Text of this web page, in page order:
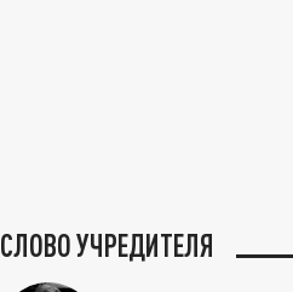
СЛОВО УЧРЕДИТЕЛЯ